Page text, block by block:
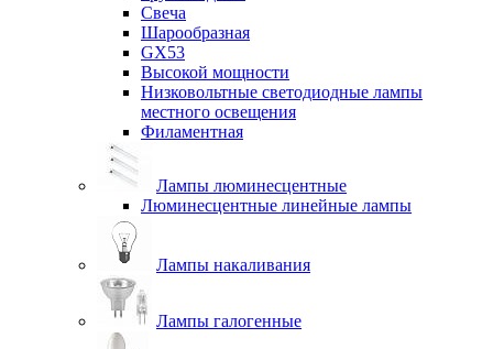
Свеча
Шарообразная
GX53
Высокой мощности
Низковольтные светодиодные лампы
местного освещения
Филаментная
Лампы люминесцентные
Люминесцентные линейные лампы
Лампы накаливания
Лампы галогенные